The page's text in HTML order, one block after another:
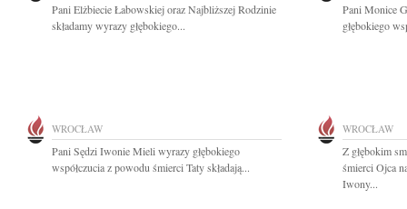
Pani Elżbiecie Łabowskiej oraz Najbliższej Rodzinie
składamy wyrazy głębokiego...
Pani Monice
głębokiego
WROCŁAW
Pani Sędzi Iwonie Mieli wyrazy głębokiego
współczucia z powodu śmierci Taty składają...
WROCŁAW
Z głębokim
śmierci Ojca
Iwony...